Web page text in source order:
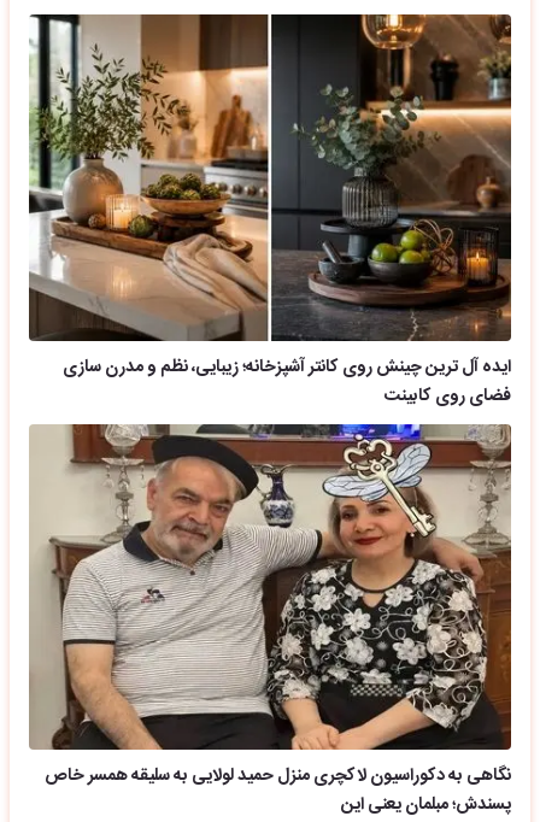
ایده آل ترین چینش روی کانتر آشپزخانه؛ زیبایی، نظم و مدرن سازی
فضای روی کابینت
نگاهی به دکوراسیون لاکچری منزل حمید لولایی به سلیقه همسر خاص
پسندش؛ مبلمان یعنی این